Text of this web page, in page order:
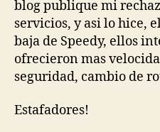
blog publique mi
servicios, y asi lo hice,
baja de Speedy, ellos
ofrecieron mas
seguridad, cambio de
Estafadores!